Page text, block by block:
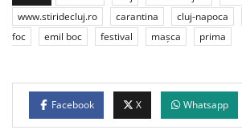
www.stiridecluj.ro
carantina cluj-napoca
foc
emil boc festival mașca prima
Facebook X Whatsapp